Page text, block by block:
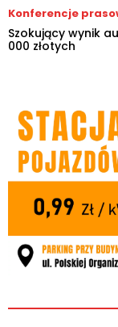
Konferencje
Szokujący wynik
000 złotych